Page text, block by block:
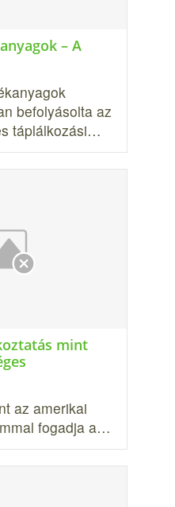
– A
befolyásolta az
táplálkozási…
mint
az amerikai
fogad­ja a…